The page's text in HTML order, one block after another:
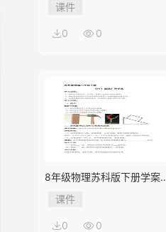
课件
0 0
8年级物理苏科版下册学案
《10.1 压强》
课件
0 0